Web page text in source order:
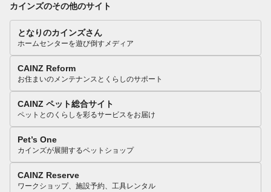
カインズのその他のサイト
となりのカインズさん
ホームセンターを遊び倒すメディア
CAINZ Reform
お住まいのメンテナンスとくらしのサポート
CAINZ ペット総合サイト
ペットとのくらしを彩るサービスをお届け
Pet’s One
カインズが展開するペットショップ
CAINZ Reserve
ワークショップ、施設予約、工具レンタル